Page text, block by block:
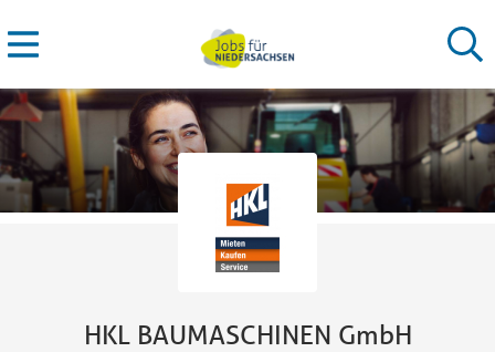
HKL BAUMASCHINEN GmbH